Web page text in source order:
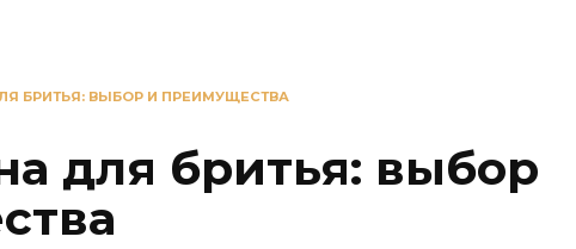
БРИТЬЯ: ВЫБОР И ПРЕИМУЩЕСТВА
для бритья: выбор